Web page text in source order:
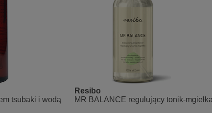
INCI:
Aqua, Sorbitol, Sodium Cocoyl/Lauroyl Isethionate,
Oil, Phenoxyethanol, Tetrasodium EDTA.
tsubaki i wodą
Resibo
MR BALANCE regulujący tonik-mgiełka